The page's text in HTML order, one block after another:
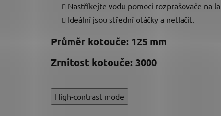
Nastříkejte vodu pomocí rozprašovače na
Ideální jsou střední otáčky a netlačit.
Průměr kotouče: 125 mm
Zrnitost kotouče: 3000
High-contrast mode